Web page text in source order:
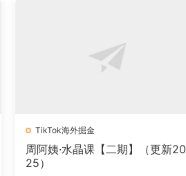
TikTok海外掘金
周阿姨·水晶课【二期】（更新20
25）